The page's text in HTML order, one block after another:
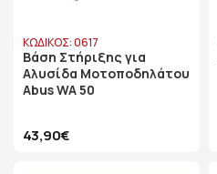
ΚΩΔΙΚΟΣ: 0617
Βάση Στήριξης για
Αλυσίδα Μοτοποδηλάτου
Abus WA 50
43,90€